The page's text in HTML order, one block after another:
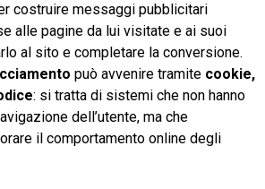
costruire messaggi pubblicitari
alle pagine da lui visitate e ai suoi
al sito e completare la conversione.
può avvenire tramite cookie,
: si tratta di sistemi che non hanno
dell’utente, ma che
il comportamento online degli